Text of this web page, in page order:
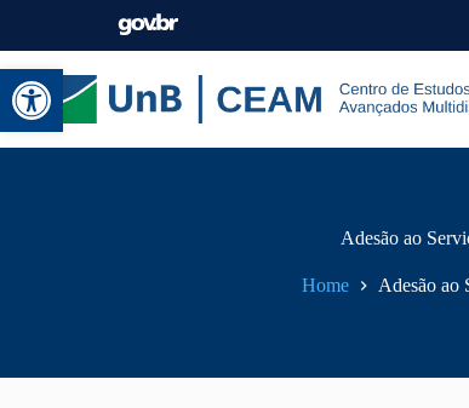
Abrir a barra de ferramentas
Adesão ao
Home Adesão ao